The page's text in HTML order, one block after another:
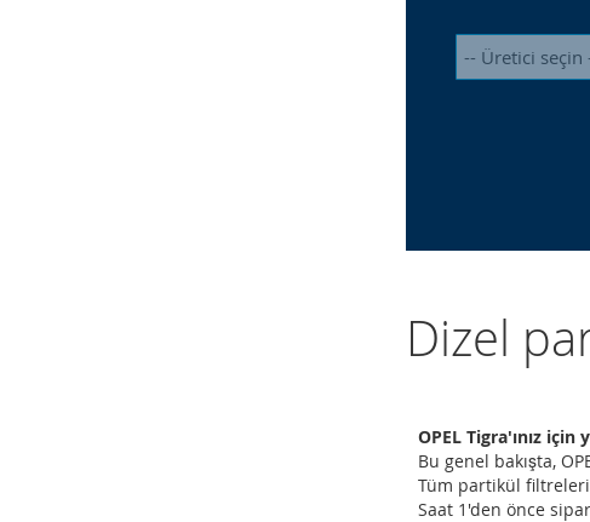
Dizel
OPEL Tigra'ınız
Bu genel bakışta,
Tüm partikül
Saat 1'den önce